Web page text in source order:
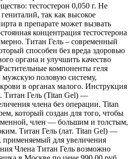
тестостерон 0,050 г. Не
так как высокое
в препарате может вызвать
концентрация тестостерона
Титан Гель – современный
способен без вреда здоровью
органа и улучшить качество
компоненты геля
мужскую половую систему,
в органах малого. Инструкция
Титан Гель (Titan Gel) —
члена без операции. Titan
который создан для того, чтобы
член — большим и толстым,
Титан Гель (лат. Titan Gel) —
для увеличения
Члена Титан Гель возможно